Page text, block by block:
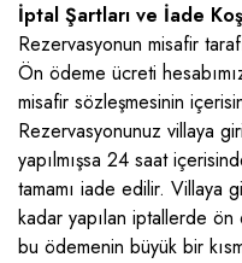
İptal Şartları ve İade
Rezervasyonun misafir
Ön ödeme ücreti
misafir sözleşmesinin
Rezervasyonunuz villaya
yapılmışsa 24 saat
tamamı iade edilir. Villaya
kadar yapılan iptallerde
bu ödemenin büyük bir